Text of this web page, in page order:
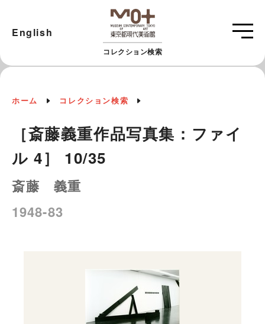
コレクション検索
English
ホーム コレクション検索
［斎藤義重作品写真集：ファイ
ル 4］ 10/35
斎藤 義重
1948-83